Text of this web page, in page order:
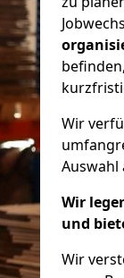
Wir
Auswahl
Wir
und
Wir